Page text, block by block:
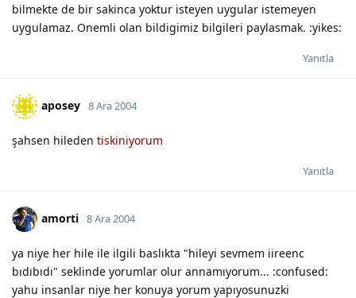
bilmekte de bir sakinca yoktur isteyen uygular istemeyen
uygulamaz. Onemli olan bildigimiz bilgileri paylasmak. :yikes:
Yanıtla
aposey 8 Ara 2004
şahsen hileden tiskiniyorum
Yanıtla
amorti 8 Ara 2004
ya niye her hile ile ilgili baslıkta "hileyi sevmem iireenc
bıdıbıdı" seklinde yorumlar olur annamıyorum... :confused:
yahu insanlar niye her konuya yorum yapıyosunuzki